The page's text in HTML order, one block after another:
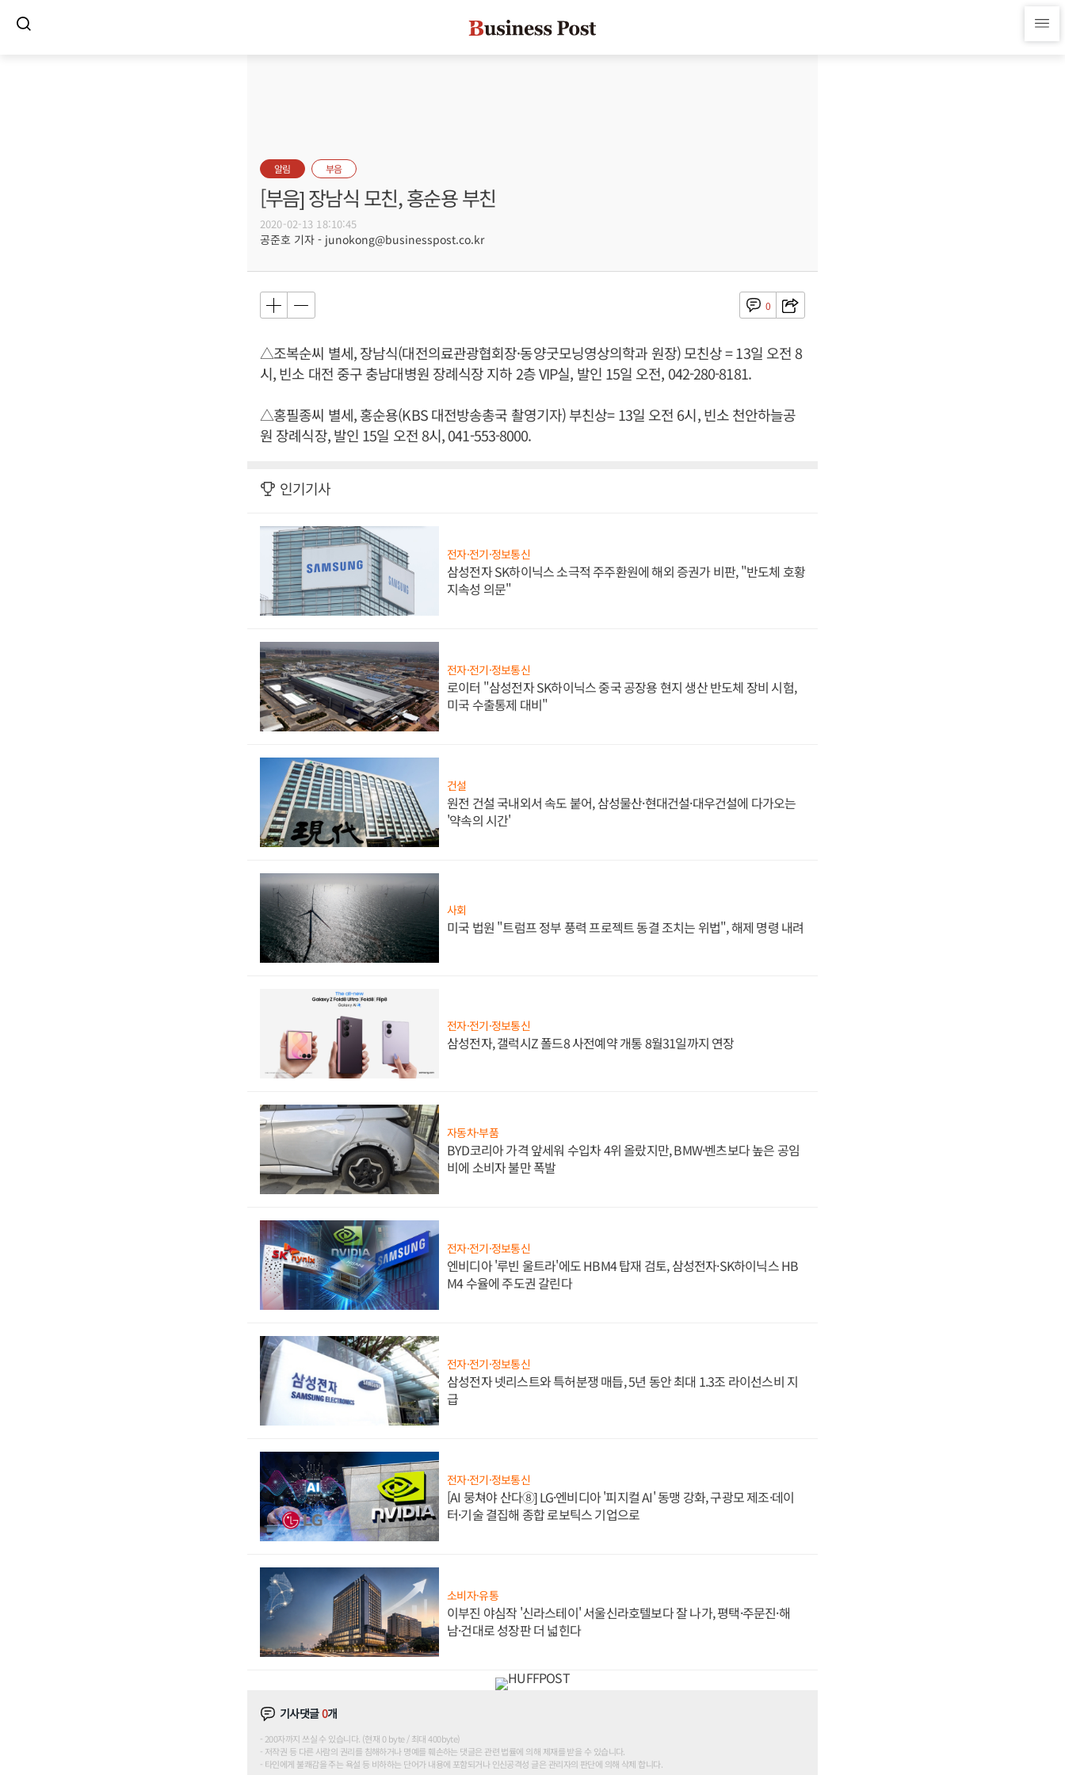
알림 부음
[부음] 장남식 모친, 홍순용 부친
2020-02-13 18:10:45
공준호 기자 - junokong@businesspost.co.kr
0
△조복순씨 별세, 장남식(대전의료관광협회장·동양굿모닝영상의학과 원장) 모친상 = 13일 오전 8
시, 빈소 대전 중구 충남대병원 장례식장 지하 2층 VIP실, 발인 15일 오전, 042-280-8181.
△홍필종씨 별세, 홍순용(KBS 대전방송총국 촬영기자) 부친상= 13일 오전 6시, 빈소 천안하늘공
원 장례식장, 발인 15일 오전 8시, 041-553-8000.
인기기사
전자·전기·정보통신
삼성전자 SK하이닉스 소극적 주주환원에 해외 증권가 비판, "반도체 호황
지속성 의문"
전자·전기·정보통신
로이터 "삼성전자 SK하이닉스 중국 공장용 현지 생산 반도체 장비 시험,
미국 수출통제 대비"
건설
원전 건설 국내외서 속도 붙어, 삼성물산·현대건설·대우건설에 다가오는
'약속의 시간'
사회
미국 법원 "트럼프 정부 풍력 프로젝트 동결 조치는 위법", 해제 명령 내려
전자·전기·정보통신
삼성전자, 갤럭시Z 폴드8 사전예약 개통 8월31일까지 연장
자동차·부품
BYD코리아 가격 앞세워 수입차 4위 올랐지만, BMW·벤츠보다 높은 공임
비에 소비자 불만 폭발
전자·전기·정보통신
엔비디아 '루빈 울트라'에도 HBM4 탑재 검토, 삼성전자·SK하이닉스 HB
M4 수율에 주도권 갈린다
전자·전기·정보통신
삼성전자 넷리스트와 특허분쟁 매듭, 5년 동안 최대 1.3조 라이선스비 지
급
전자·전기·정보통신
[AI 뭉쳐야 산다⑧] LG·엔비디아 '피지컬 AI' 동맹 강화, 구광모 제조·데이
터·기술 결집해 종합 로보틱스 기업으로
소비자·유통
이부진 야심작 '신라스테이' 서울신라호텔보다 잘 나가, 평택·주문진·해
남·건대로 성장판 더 넓힌다
기사댓글0개
200자까지 쓰실 수 있습니다. (현재 0 byte / 최대 400byte)
저작권 등 다른 사람의 권리를 침해하거나 명예를 훼손하는 댓글은 관련 법률에 의해 제재를 받을 수 있습니다.
타인에게 불쾌감을 주는 욕설 등 비하하는 단어가 내용에 포함되거나 인신공격성 글은 관리자의 판단에 의해 삭제 합니다.